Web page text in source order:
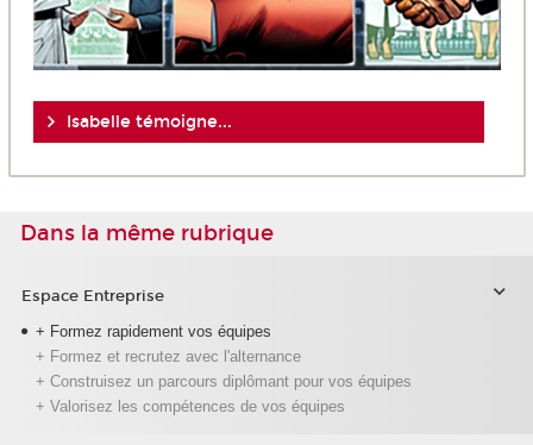
Isabelle témoigne...
Dans la même rubrique
Espace Entreprise
+ Formez rapidement vos équipes
+ Formez et recrutez avec l'alternance
+ Construisez un parcours diplômant pour vos équipes
+ Valorisez les compétences de vos équipes